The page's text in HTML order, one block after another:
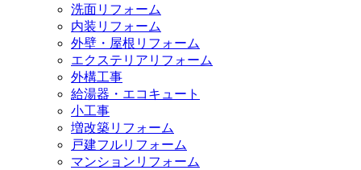
洗面リフォーム
内装リフォーム
外壁・屋根リフォーム
エクステリアリフォーム
外構工事
給湯器・エコキュート
小工事
増改築リフォーム
戸建フルリフォーム
マンションリフォーム